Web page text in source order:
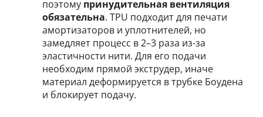
поэтому принудительная вентиляция
обязательна. TPU подходит для печати
амортизаторов и уплотнителей, но
замедляет процесс в 2–3 раза из-за
эластичности нити. Для его подачи
необходим прямой экструдер, иначе
материал деформируется в трубке Боудена
и блокирует подачу.